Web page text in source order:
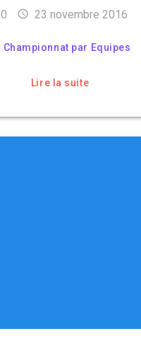
0 23 novembre 2016
Championnat par Equipes
Lire la suite